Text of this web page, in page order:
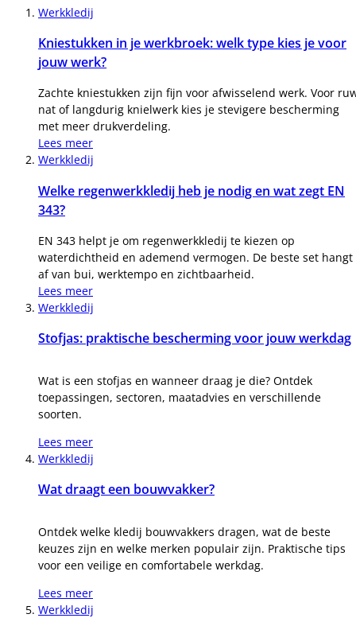
Werkkledij
Kniestukken in je werkbroek: welk type kies je voor
jouw werk?
Zachte kniestukken zijn fijn voor afwisselend werk. Voor
nat of langdurig knielwerk kies je stevigere bescherming
met meer drukverdeling.
Lees meer
Werkkledij
Welke regenwerkkledij heb je nodig en wat zegt EN
343?
EN 343 helpt je om regenwerkkledij te kiezen op
waterdichtheid en ademend vermogen. De beste set hangt
af van bui, werktempo en zichtbaarheid.
Lees meer
Werkkledij
Stofjas: praktische bescherming voor jouw werkdag
Wat is een stofjas en wanneer draag je die? Ontdek
toepassingen, sectoren, maatadvies en verschillende
soorten.
Lees meer
Werkkledij
Wat draagt een bouwvakker?
Ontdek welke kledij bouwvakkers dragen, wat de beste
keuzes zijn en welke merken populair zijn. Praktische tips
voor een veilige en comfortabele werkdag.
Lees meer
Werkkledij